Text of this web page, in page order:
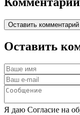
Оставить комментарий
Оставить
Я даю Согласие на